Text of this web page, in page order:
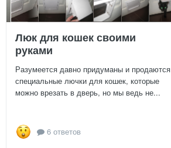
Люк для кошек своими
руками
Разумеется давно придуманы и продаются
специальные лючки для кошек, которые
можно врезать в дверь, но мы ведь не...
6 ответов